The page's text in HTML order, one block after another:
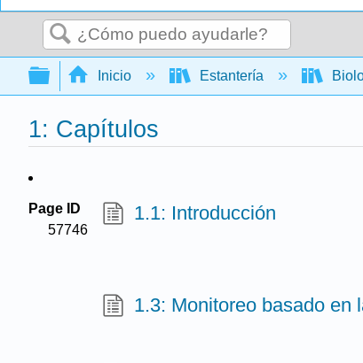
Buscar
Expandir/contraer jerarquía
Inicio Estantería
1: Capítulos
Page ID
57746
1.1: Introducción
1.3: Monitoreo basado en